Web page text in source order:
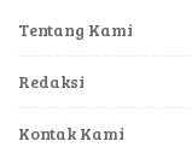
Tentang Kami
Redaksi
Kontak Kami